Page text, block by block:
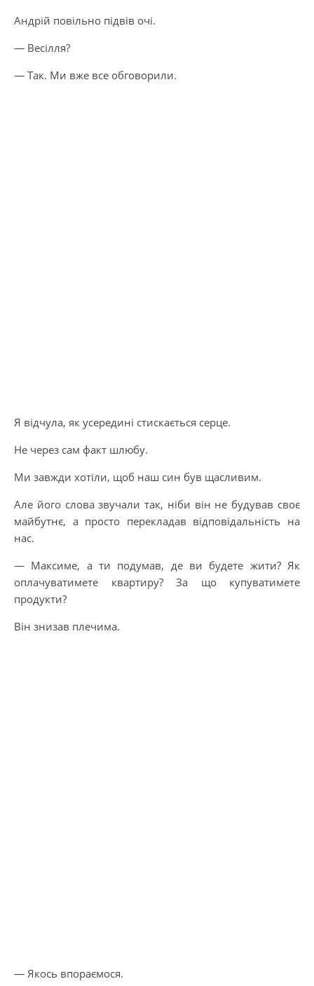
Андрій повільно підвів очі.
— Весілля?
— Так. Ми вже все обговорили.
Я відчула, як усередині стискається серце.
Не через сам факт шлюбу.
Ми завжди хотіли, щоб наш син був щасливим.
Але його слова звучали так, ніби він не будував своє
майбутнє, а просто перекладав відповідальність на
нас.
— Максиме, а ти подумав, де ви будете жити? Як
оплачуватимете квартиру? За що купуватимете
продукти?
Він знизав плечима.
— Якось впораємося.